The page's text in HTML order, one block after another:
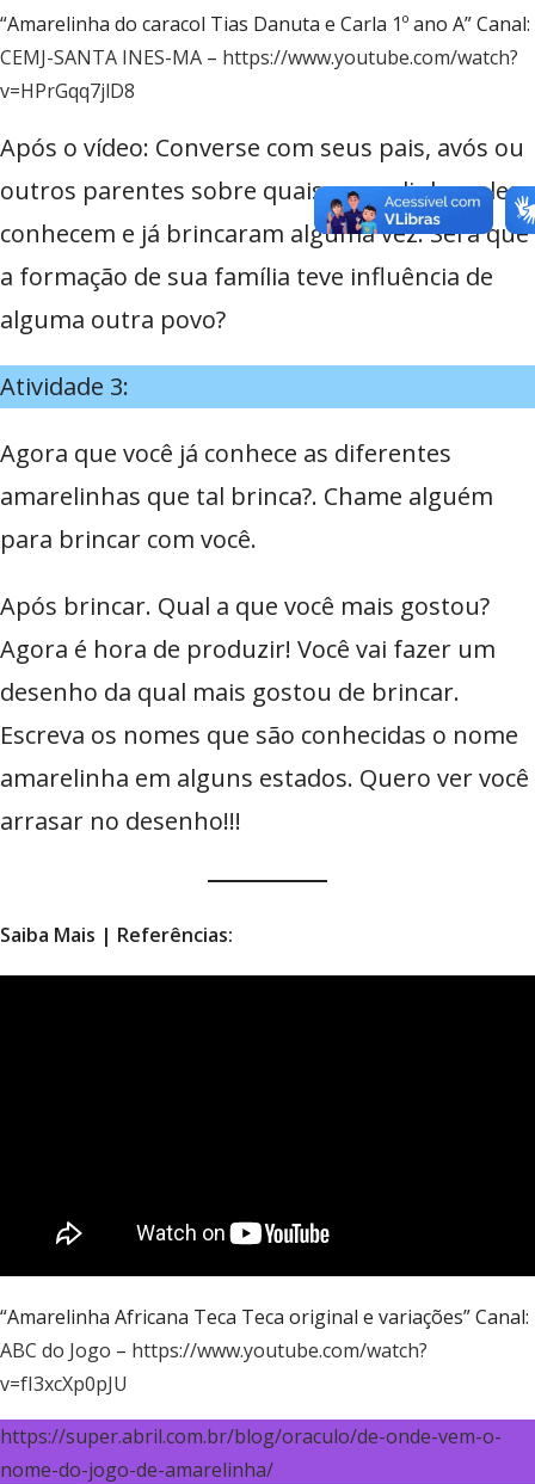
“Amarelinha do caracol Tias Danuta e Carla 1º ano A” Canal:
CEMJ-SANTA INES-MA – https://www.youtube.com/watch?
v=HPrGqq7jlD8
Após o vídeo: Converse com seus pais, avós ou
outros parentes sobre quais amarelinhas eles
conhecem e já brincaram alguma vez. Será que
a formação de sua família teve influência de
alguma outra povo?
Atividade 3:
Agora que você já conhece as diferentes
amarelinhas que tal brinca?. Chame alguém
para brincar com você.
Após brincar. Qual a que você mais gostou?
Agora é hora de produzir! Você vai fazer um
desenho da qual mais gostou de brincar.
Escreva os nomes que são conhecidas o nome
amarelinha em alguns estados. Quero ver você
arrasar no desenho!!!
Saiba Mais | Referências:
“Amarelinha Africana Teca Teca original e variações” Canal:
ABC do Jogo – https://www.youtube.com/watch?
v=fI3xcXp0pJU
https://super.abril.com.br/blog/oraculo/de-onde-vem-o-
nome-do-jogo-de-amarelinha/